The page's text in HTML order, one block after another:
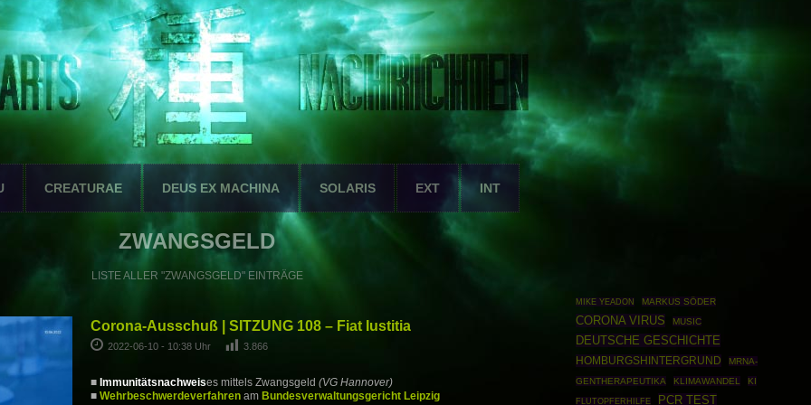
CREATURAE DEUS EX MACHINA SOLARIS EXT INT
ZWANGSGELD
LISTE ALLER "ZWANGSGELD" EINTRÄGE
Corona-Ausschuß | SITZUNG 108 – Fiat Iustitia
2022-06-10 - 10:38 Uhr 3.866
■ Immunitätsnachweises mittels Zwangsgeld (VG Hannover)
■ Wehrbeschwerdeverfahrenam Bundesverwaltungsgericht Leipzig
MIKE YEADON MARKUS SÖDER
CORONA VIRUS MUSIC
DEUTSCHE GESCHICHTE
HOMBURGSHINTERGRUND
MRNA-
GENTHERAPEUTIKA
KLIMAWANDEL KI
FLUTOPFERHILFE PCR TEST